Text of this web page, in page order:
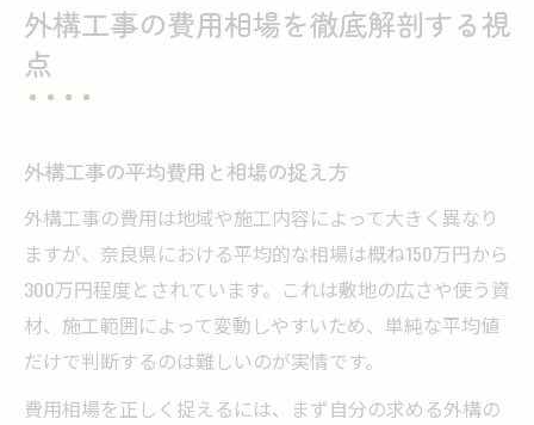
奈良県で選ばれる外構工事の特徴
ライフスタイル別に見る外構工事例
外構工事の人気デザインと素材選び
予算150万円でできる外構工事例と工夫
外構工事を150万円で賢く抑えるポイント
予算内で実現する外構工事の実例紹介
外構工事で費用を抑える素材選びの工夫
150万円でできる外構工事の人気プラン
外構工事の費用相場を徹底解剖する視
点
外構工事の平均費用と相場の捉え方
外構工事の費用は地域や施工内容によって大きく異なり
ますが、奈良県における平均的な相場は概ね150万円から
300万円程度とされています。これは敷地の広さや使う資
材、施工範囲によって変動しやすいため、単純な平均値
だけで判断するのは難しいのが実情です。
費用相場を正しく捉えるには、まず自分の求める外構の